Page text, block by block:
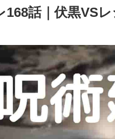
168話｜伏黒VS